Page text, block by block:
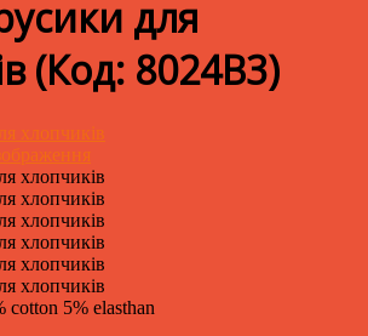
для
(Код: 8024B3)
5% elasthan